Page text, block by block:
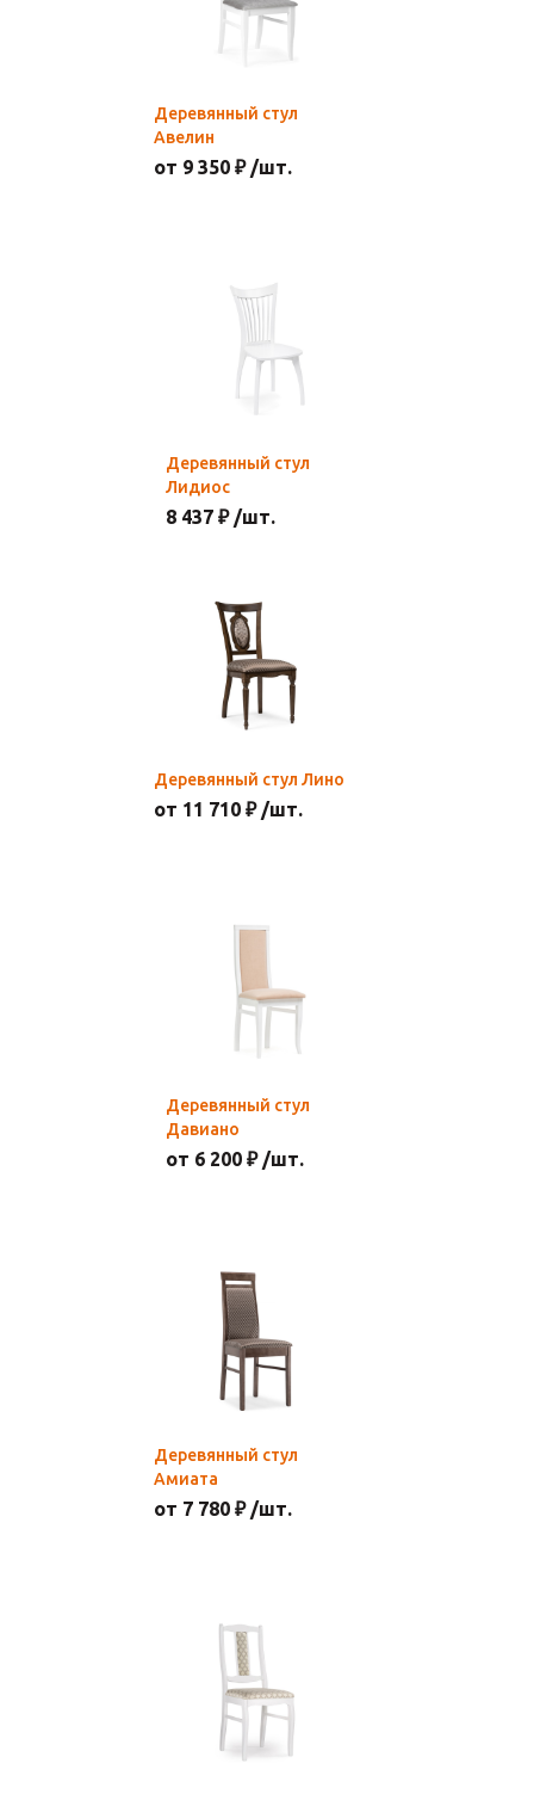
Деревянный стул
Авелин
от 9 350 ₽ /шт.
Деревянный стул
Лидиос
8 437 ₽ /шт.
Деревянный стул Лино
от 11 710 ₽ /шт.
Деревянный стул
Давиано
от 6 200 ₽ /шт.
Деревянный стул
Амиата
от 7 780 ₽ /шт.